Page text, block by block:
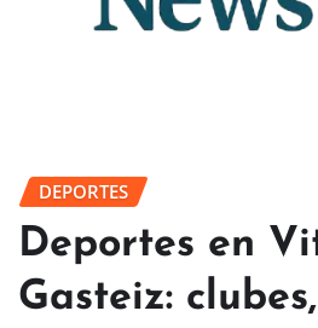
DEPORTES
Deportes en
Gasteiz: clubes,